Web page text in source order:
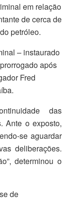
em relação
de cerca de
petróleo.
– instaurado
após
Fred
das
Ante o exposto,
se aguardar
deliberações.
determinou o
de